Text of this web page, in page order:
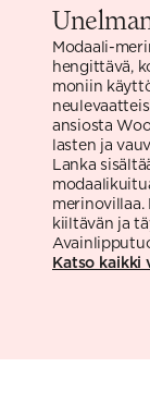
Modaali-
hengittävä,
moniin
ansiosta
lasten ja
Lanka
merinovillaa.
kiiltävän ja
Katso kaikki